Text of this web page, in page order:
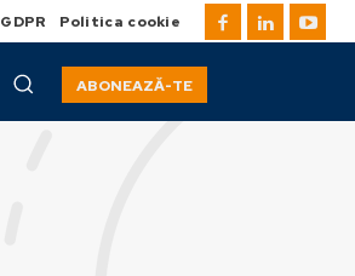
GDPR Politica cookie
ABONEAZĂ-TE